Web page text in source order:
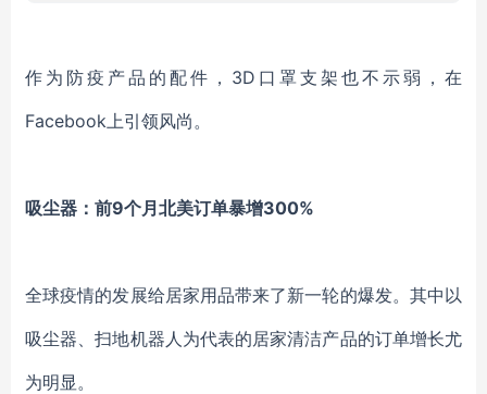
作为防疫产品的配件， 3D口罩支架也不示弱，在
Facebook上引领风尚。
吸尘器 ： 前9个月北美订单暴增300%
全球疫情的发展给居家用品带来了新一轮的爆发。其中以
吸尘器、扫地机器人为代表的居家清洁产品的订单增长尤
为明显。